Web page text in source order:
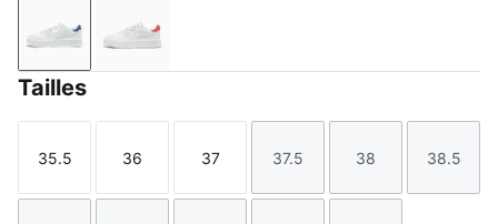
PUMA White-Dark Indigo
PUMA White-Peach Frost
Tailles
Taille
35.5
Taille
36
Taille
37
Taille
37.5
Taille
38
Taille
38.5